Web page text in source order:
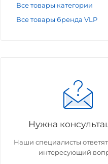
Все товары категории
Все товары бренда VLP
Нужна
Наши специалисты
интересующий